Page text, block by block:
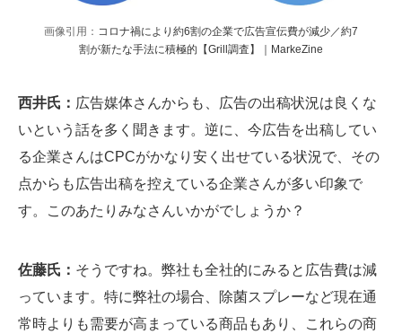
画像引用： コロナ禍により約6割の企業で広告宣伝費が減少／約7
割が新たな手法に積極的【Grill調査】｜MarkeZine
西井氏： 広告媒体さんからも、広告の出稿状況は良くな
いという話を多く聞きます。逆に、今広告を出稿してい
る企業さんはCPCがかなり安く出せている状況で、その
点からも広告出稿を控えている企業さんが多い印象で
す。このあたりみなさんいかがでしょうか？
佐藤氏： そうですね。弊社も全社的にみると広告費は減
っています。特に弊社の場合、除菌スプレーなど現在通
常時よりも需要が高まっている商品もあり、これらの商